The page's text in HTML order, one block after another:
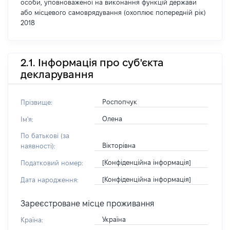
особи, уповноваженої на виконання функцій держави
або місцевого самоврядування (охоплює попередній рік)
2018
2.1. Інформація про суб'єкта
декларування
Прізвище: Роспопчук
Ім'я: Олена
По батькові (за
наявності):
Вікторівна
Податковий номер: [Конфіденційна інформація]
Дата народження: [Конфіденційна інформація]
Зареєстроване місце проживання
Країна: Україна